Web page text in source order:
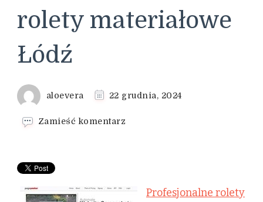
rolety materiałowe
Łódź
aloevera 22 grudnia, 2024
Zamieść komentarz
Profesjonalne rolety